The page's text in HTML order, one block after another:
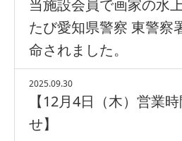
当施設会員で画家の水
たび愛知県警察 東警察
命されました。
2025.09.30
【12月4日（木）営業
せ】